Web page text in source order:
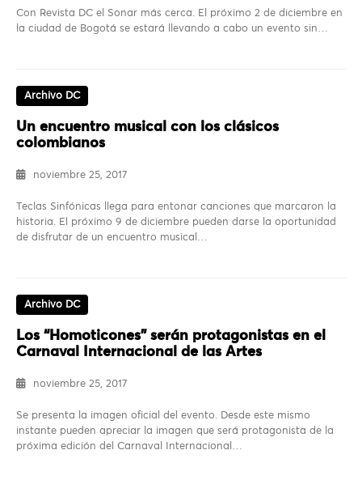
Con Revista DC el Sonar más cerca. El próximo 2 de diciembre en
la ciudad de Bogotá se estará llevando a cabo un evento sin…
Archivo DC
Un encuentro musical con los clásicos
colombianos
noviembre 25, 2017
Teclas Sinfónicas llega para entonar canciones que marcaron la
historia. El próximo 9 de diciembre pueden darse la oportunidad
de disfrutar de un encuentro musical…
Archivo DC
Los “Homoticones” serán protagonistas en el
Carnaval Internacional de las Artes
noviembre 25, 2017
Se presenta la imagen oficial del evento. Desde este mismo
instante pueden apreciar la imagen que será protagonista de la
próxima edición del Carnaval Internacional…